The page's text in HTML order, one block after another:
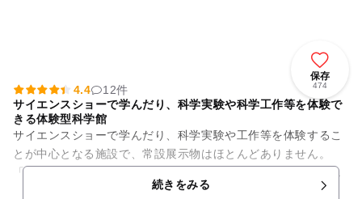
保存
474
4.4
12件
サイエンスショーで学んだり、科学実験や科学工作等を体験で
きる体験型科学館
サイエンスショーで学んだり、科学実験や工作等を体験するこ
とが中心となる施設で、常設展示物はほとんどありません。
「わくわくワークショップ」は、短時間で手軽に実験器具に触
れながら科学の不思議な世界を...
続きをみる